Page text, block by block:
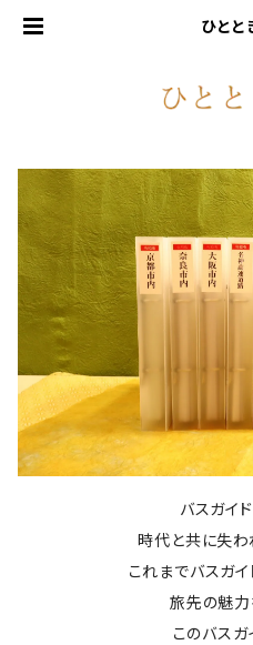
ひとと
バスガイ
時代と共に失
これまでバスガ
旅先の魅力
このバス